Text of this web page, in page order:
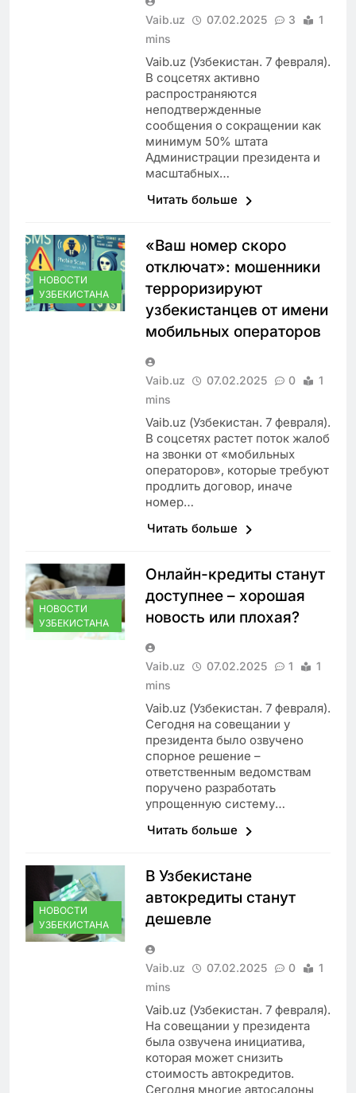
Vaib.uz 07.02.2025 3
1
mins
Vaib.uz (Узбекистан. 7 февраля).
В соцсетях активно
распространяются
неподтвержденные
сообщения о сокращении как
минимум 50% штата
Администрации президента и
масштабных…
Читать больше
НОВОСТИ
УЗБЕКИСТАНА
«Ваш номер скоро
отключат»: мошенники
терроризируют
узбекистанцев от имени
мобильных операторов
Vaib.uz 07.02.2025 0
1
mins
Vaib.uz (Узбекистан. 7 февраля).
В соцсетях растет поток жалоб
на звонки от «мобильных
операторов», которые требуют
продлить договор, иначе
номер…
Читать больше
НОВОСТИ
УЗБЕКИСТАНА
Онлайн-кредиты станут
доступнее – хорошая
новость или плохая?
Vaib.uz 07.02.2025 1
1
mins
Vaib.uz (Узбекистан. 7 февраля).
Сегодня на совещании у
президента было озвучено
спорное решение –
ответственным ведомствам
поручено разработать
упрощенную систему…
Читать больше
НОВОСТИ
УЗБЕКИСТАНА
В Узбекистане
автокредиты станут
дешевле
Vaib.uz 07.02.2025 0
1
mins
Vaib.uz (Узбекистан. 7 февраля).
На совещании у президента
была озвучена инициатива,
которая может снизить
стоимость автокредитов.
Сегодня многие автосалоны